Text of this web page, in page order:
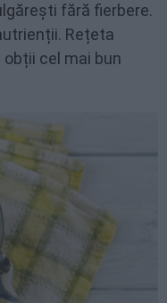
fără fierbere.
Rețeta
cel mai bun